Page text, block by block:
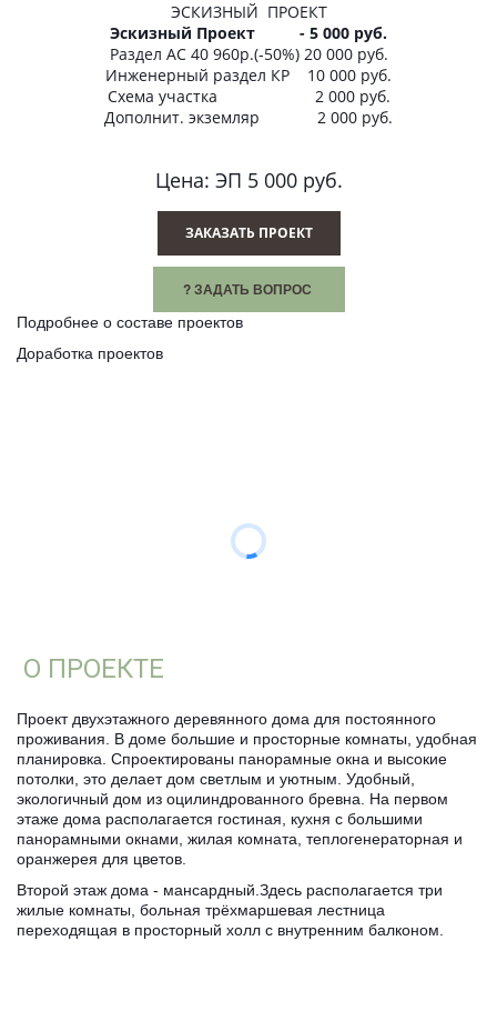
ЭСКИЗНЫЙ ПРОЕКТ
Эскизный Проект - 5 000 руб.
Раздел АС 40 960р.(-50%) 20 000 руб.
Инженерный раздел КР 10 000 руб.
Схема участка 2 000 руб.
Дополнит. экземляр 2 000 руб.
Цена: ЭП 5 000 руб.
ЗАКАЗАТЬ ПРОЕКТ
? ЗАДАТЬ ВОПРОС
Подробнее о составе проектов
Доработка проектов
О ПРОЕКТЕ
Проект двухэтажного деревянного дома для постоянного
проживания. В доме большие и просторные комнаты, удобная
планировка. Спроектированы панорамные окна и высокие
потолки, это делает дом светлым и уютным. Удобный,
экологичный дом из оцилиндрованного бревна. На первом
этаже дома располагается гостиная, кухня с большими
панорамными окнами, жилая комната, теплогенераторная и
оранжерея для цветов.
Второй этаж дома - мансардный.Здесь располагается три
жилые комнаты, больная трёхмаршевая лестница
переходящая в просторный холл с внутренним балконом.